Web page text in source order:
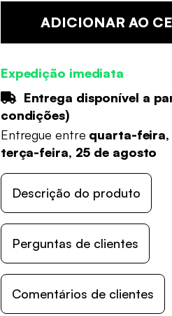
ADICIONAR AO
Expedição imediata
Entrega disponível a
condições)
Entregue entre quarta-feira,
terça-feira, 25 de agosto
Descrição do produto
Perguntas de clientes
Comentários de clientes